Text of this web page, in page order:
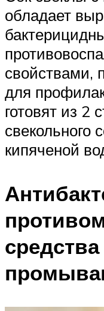
обладает
свойствами,
для
готовят из 2
свекольного
кипяченой